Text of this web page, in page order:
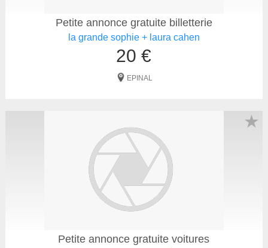
Petite annonce gratuite billetterie
la grande sophie + laura cahen
20 €
EPINAL
Petite annonce gratuite voitures
★